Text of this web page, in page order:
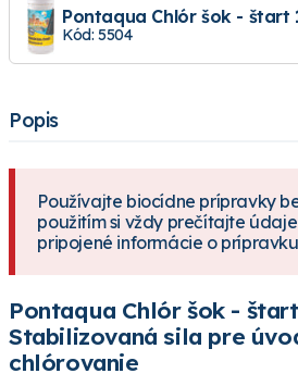
Pontaqua Chlór šok - štart
Kód: 5504
Popis
Používajte biocídne prípravky
použitím si vždy prečítajte
pripojené informácie o
Pontaqua Chlór šok -
Stabilizovaná sila pre
chlórovanie